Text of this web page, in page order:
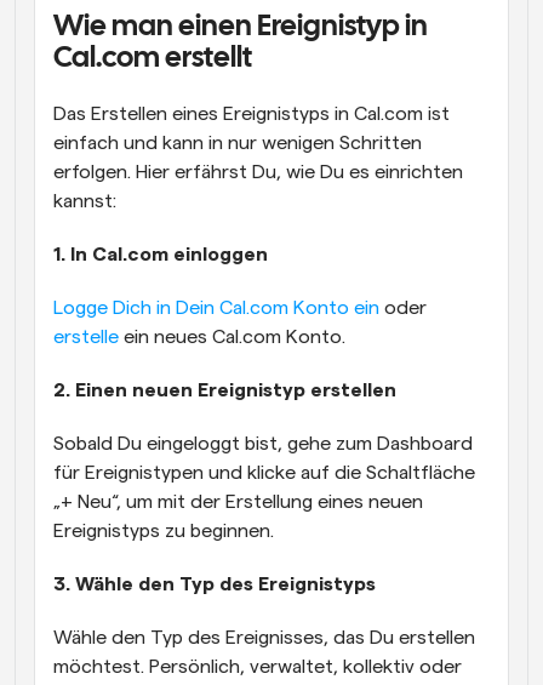
Wie man einen Ereignistyp in
Cal.com erstellt
Das Erstellen eines Ereignistyps in Cal.com ist
einfach und kann in nur wenigen Schritten
erfolgen. Hier erfährst Du, wie Du es einrichten
kannst:
1. In Cal.com einloggen
Logge Dich in Dein Cal.com Konto ein
erstelle ein neues Cal.com Konto.
2. Einen neuen Ereignistyp erstellen
Sobald Du eingeloggt bist, gehe zum Dashboard
für Ereignistypen und klicke auf die Schaltfläche
„+ Neu“, um mit der Erstellung eines neuen
Ereignistyps zu beginnen.
3. Wähle den Typ des Ereignistyps
Wähle den Typ des Ereignisses, das Du erstellen
möchtest. Persönlich, verwaltet, kollektiv oder